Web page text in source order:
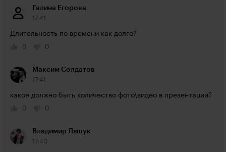
Галина Егорова
17:41
Длительность по времени как долго?
0
0
Максим Солдатов
17:41
какое должно быть количество фото\видео в презентации?
0
0
Владимир Ляшук
17:40